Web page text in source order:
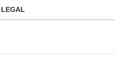
LEGAL